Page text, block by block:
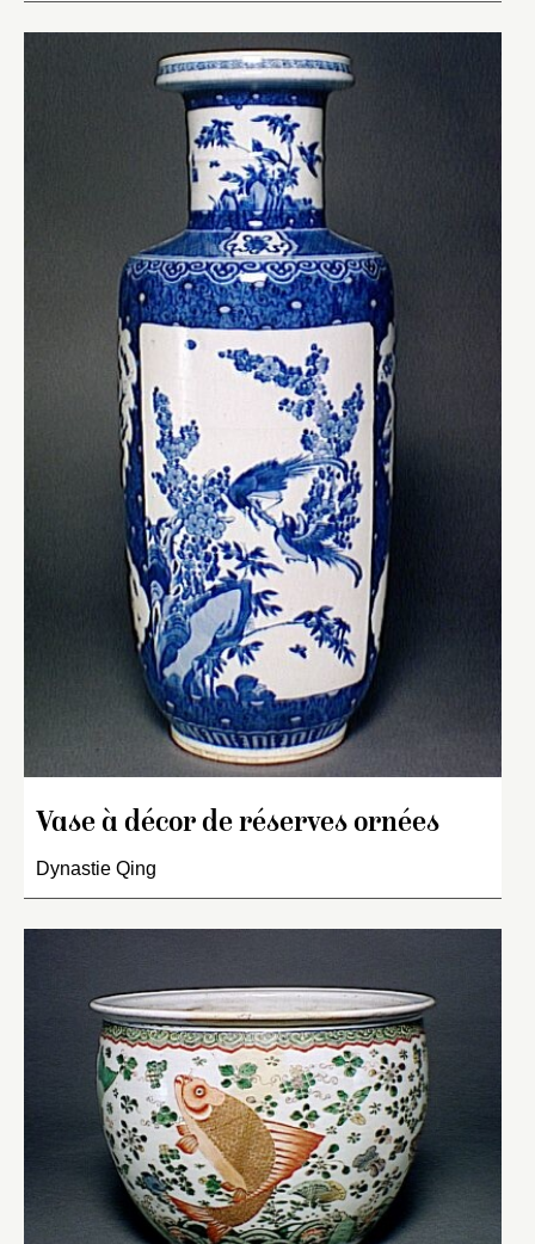
Vase à décor de réserves ornées
Dynastie Qing